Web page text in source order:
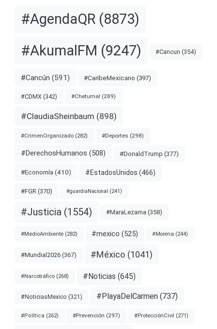
#AgendaQR (8873)
#AkumalFM (9247) #Cancun (354)
#Cancún (591) #CaribeMexicano (397)
#CDMX (342) #Chetumal (289)
#ClaudiaSheinbaum (898)
#CrimenOrganizado (282) #Deportes (298)
#DerechosHumanos (508) #DonaldTrump (377)
#Economía (410) #EstadosUnidos (466)
#FGR (370) #guardiaNacional (241)
#Justicia (1554) #MaraLezama (358)
#MedioAmbiente (282) #mexico (525) #Morena (244)
#Mundial2026 (367) #México (1041)
#Narcotráfico (268) #Noticias (645)
#NoticiasMexico (321) #PlayaDelCarmen (737)
#Política (262) #Prevención (297) #ProtecciónCivil (271)